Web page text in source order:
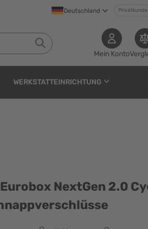
Deutschland Privatkunde
Mein Konto
WERKSTATTEINRICHTUNG
2.0
NextGen 2.0